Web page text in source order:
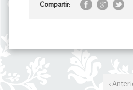
Compartir:
‹